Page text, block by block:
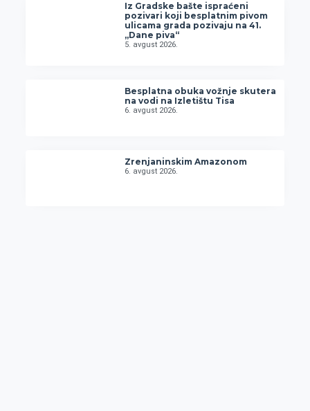
Iz Gradske bašte ispraćeni
pozivari koji besplatnim pivom
ulicama grada pozivaju na 41.
„Dane piva“
5. avgust 2026.
Besplatna obuka vožnje skutera
na vodi na Izletištu Tisa
6. avgust 2026.
Zrenjaninskim Amazonom
6. avgust 2026.